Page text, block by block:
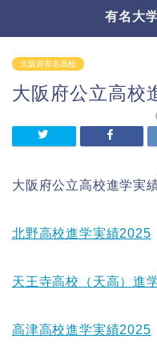
有名大
大阪府有名高校
大阪府公立高校
大阪府公立高校進学実
北野高校進学実績2025
天王寺高校（天高）進
高津高校進学実績2025